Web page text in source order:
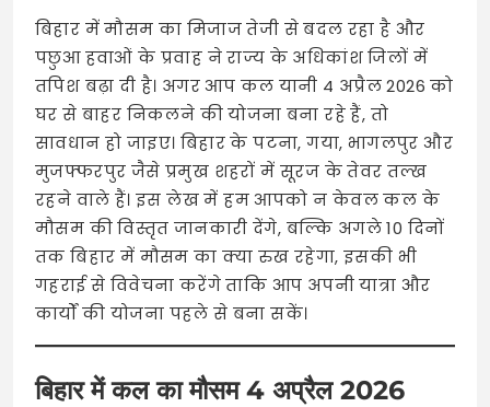
बिहार में मौसम का मिजाज तेजी से बदल रहा है और
पछुआ हवाओं के प्रवाह ने राज्य के अधिकांश जिलों में
तपिश बढ़ा दी है। अगर आप कल यानी 4 अप्रैल 2026 को
घर से बाहर निकलने की योजना बना रहे हैं, तो
सावधान हो जाइए। बिहार के पटना, गया, भागलपुर और
मुजफ्फरपुर जैसे प्रमुख शहरों में सूरज के तेवर तल्ख
रहने वाले हैं। इस लेख में हम आपको न केवल कल के
मौसम की विस्तृत जानकारी देंगे, बल्कि अगले 10 दिनों
तक बिहार में मौसम का क्या रुख रहेगा, इसकी भी
गहराई से विवेचना करेंगे ताकि आप अपनी यात्रा और
कार्यों की योजना पहले से बना सकें।
बिहार में कल का मौसम 4 अप्रैल 2026